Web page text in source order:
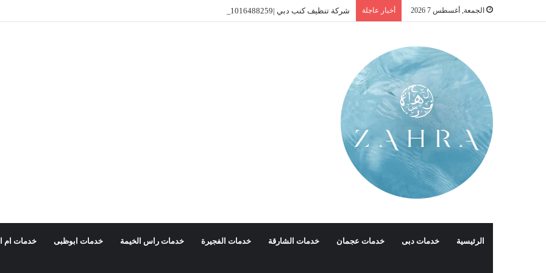
الجمعة, أغسطس 7 2026 أخبار عاجلة شركة تنظيف كنب دبي |01016488259| للايجار
الرئيسية خدمات دبى خدمات عجمان خدمات الشارقة خدمات الفجيرة خدمات راس الخيمة خدمات ابوظبى خدمات ام